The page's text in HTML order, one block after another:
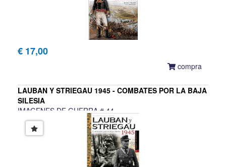
€ 17,00
compra
LAUBAN Y STRIEGAU 1945 - COMBATES POR LA BAJA
SILESIA
IMAGENES DE GUERRA # 44
Eduardo Manuel Gil Martinez